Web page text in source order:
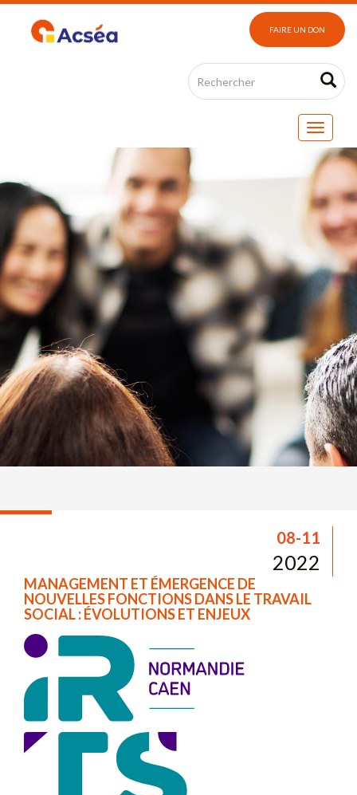
FAIRE UN DON
08-11
2022
MANAGEMENT ET ÉMERGENCE DE
NOUVELLES FONCTIONS DANS LE TRAVAIL
SOCIAL : ÉVOLUTIONS ET ENJEUX